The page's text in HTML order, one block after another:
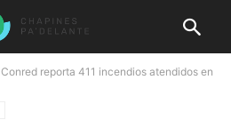
Conred reporta 411 incendios atendidos en